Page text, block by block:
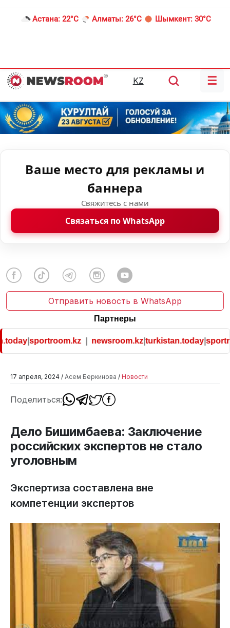
Астана: 22°C Алматы: 26°C Шымкент: 30°C
KZ ☰
Ваше место для рекламы и
баннера
Свяжитесь с нами
Связаться по WhatsApp
Отправить новость в WhatsApp
Партнеры
|sportroom.kz| newsroom.kz|turkistan.today|
17 апреля, 2024 / Асем Беркинова / Новости
Поделиться:
Дело Бишимбаева: Заключение
российских экспертов не стало
уголовным
Экспертиза составлена вне
компетенции экспертов